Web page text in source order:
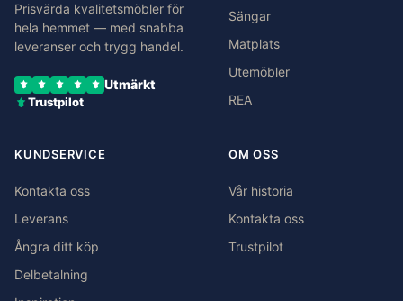
Prisvärda kvalitetsmöbler för
hela hemmet — med snabba
leveranser och trygg handel.
Utmärkt
Trustpilot
Sängar
Matplats
Utemöbler
REA
KUNDSERVICE
Kontakta oss
Leverans
Ångra ditt köp
Delbetalning
OM OSS
Vår historia
Kontakta oss
Trustpilot